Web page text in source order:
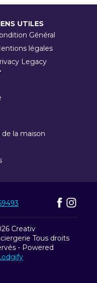
UTILES
Général
légales
Legacy
la maison
Creativ
Tous droits
- Powered